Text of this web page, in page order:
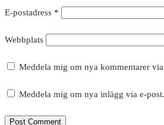
E-postadress *
Webbplats
Meddela mig om nya kommentarer
Meddela mig om nya inlägg via e-post.